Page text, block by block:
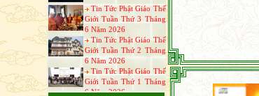
6 Năm 2026
Tin Tức Phật Giáo Thế
Giới Tuần Thứ 2 Tháng
6 Năm 2026
Tin Tức Phật Giáo Thế
Giới Tuần Thứ 1 Tháng
6 Năm 2026
Tin Tức Phật Giáo Thế
Giới Tuần Thứ 4 Tháng